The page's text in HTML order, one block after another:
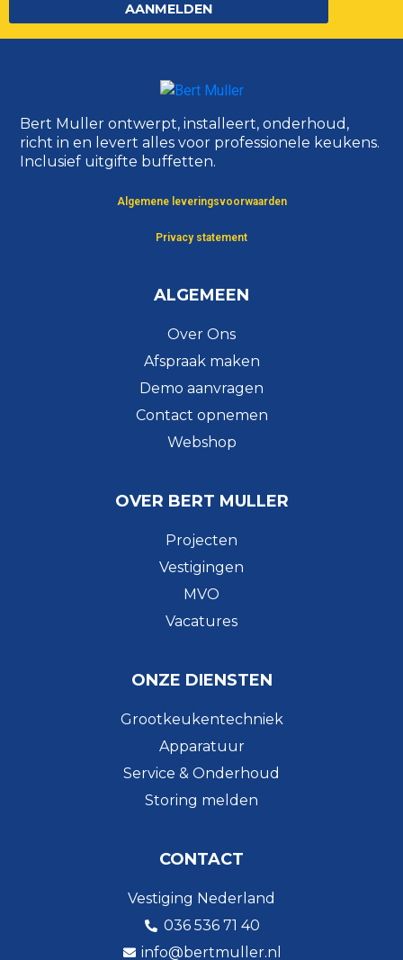
AANMELDEN
Bert Muller ontwerpt, installeert, onderhoud,
richt in en levert alles voor professionele keukens.
Inclusief uitgifte buffetten.
Algemene leveringsvoorwaarden
Privacy statement
ALGEMEEN
Over Ons
Afspraak maken
Demo aanvragen
Contact opnemen
Webshop
OVER BERT MULLER
Projecten
Vestigingen
MVO
Vacatures
ONZE DIENSTEN
Grootkeukentechniek
Apparatuur
Service & Onderhoud
Storing melden
CONTACT
Vestiging Nederland
036 536 71 40
info@bertmuller.nl